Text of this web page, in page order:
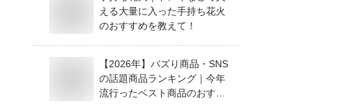
える大量に入った手持ち花火
のおすすめを教えて！
【2026年】バズり商品・SNS
の話題商品ランキング｜今年
流行ったベスト商品のおすす